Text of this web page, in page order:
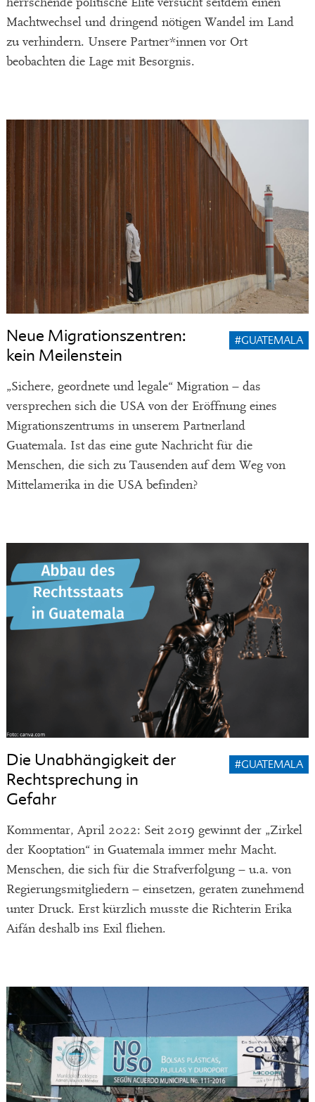
Machtwechsel und dringend nötigen Wandel im Land
zu verhindern. Unsere Partner*innen vor Ort
beobachten die Lage mit Besorgnis.
Neue Migrationszentren:
kein Meilenstein
#GUATEMALA
„Sichere, geordnete und legale“ Migration – das
versprechen sich die USA von der Eröffnung eines
Migrationszentrums in unserem Partnerland
Guatemala. Ist das eine gute Nachricht für die
Menschen, die sich zu Tausenden auf dem Weg von
Mittelamerika in die USA befinden?
Die Unabhängigkeit der
Rechtsprechung in
Gefahr
#GUATEMALA
Kommentar, April 2022: Seit 2019 gewinnt der „Zirkel
der Kooptation“ in Guatemala immer mehr Macht.
Menschen, die sich für die Strafverfolgung – u.a. von
Regierungsmitgliedern – einsetzen, geraten zunehmend
unter Druck. Erst kürzlich musste die Richterin Erika
Aifán deshalb ins Exil fliehen.